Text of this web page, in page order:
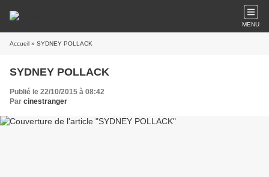
MENU
Accueil » SYDNEY POLLACK
SYDNEY POLLACK
Publié le 22/10/2015 à 08:42
Par cinestranger